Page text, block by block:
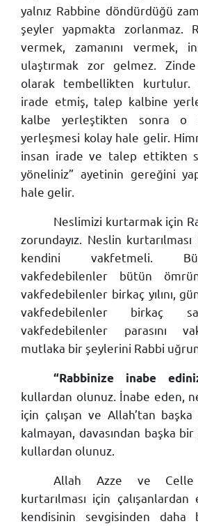
yalnız Rabbine döndürdüğü
şeyler yapmakta zorlanmaz.
vermek, zamanını vermek,
ulaştırmak zor gelmez.
olarak tembellikten
irade etmiş, talep kalbine
kalbe yerleştikten sonra o
yerleşmesi kolay hale gelir.
insan irade ve talep ettikten
yöneliniz” ayetinin gereğini
hale gelir.
Neslimizi kurtarmak için
zorundayız. Neslin
kendini vakfetmeli.
vakfedebilenler bütün
vakfedebilenler birkaç yılını,
vakfedebilenler birkaç
vakfedebilenler parasını
mutlaka bir şeylerini Rabbi
“Rabbinize inabe
kullardan olunuz. İnabe eden,
için çalışan ve Allah’tan
kalmayan, davasından başka
kullardan olunuz.
Allah Azze ve
kurtarılması için
kendisinin sevgisinden